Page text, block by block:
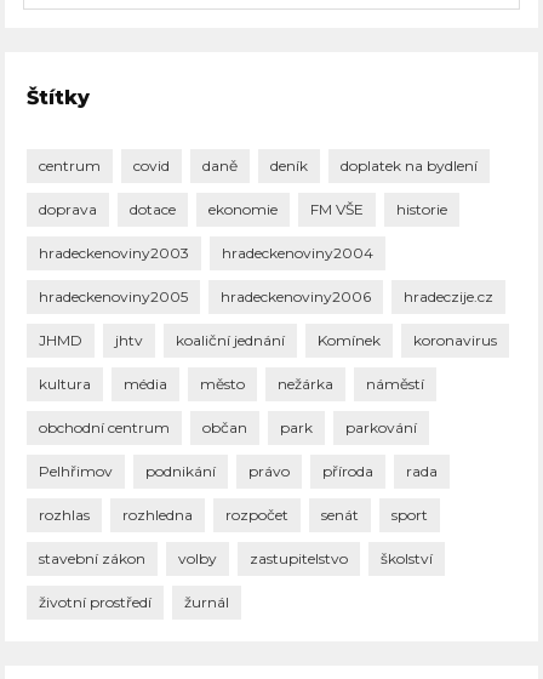
Štítky
centrum covid daně deník doplatek na bydlení
doprava dotace ekonomie FM VŠE historie
hradeckenoviny2003 hradeckenoviny2004
hradeckenoviny2005 hradeckenoviny2006 hradeczije.cz
JHMD jhtv koaliční jednání Komínek koronavirus
kultura média město nežárka náměstí
obchodní centrum občan park parkování
Pelhřimov podnikání právo příroda rada
rozhlas rozhledna rozpočet senát sport
stavební zákon volby zastupitelstvo školství
životní prostředí žurnál